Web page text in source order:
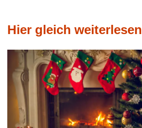
Hier gleich weiterlesen